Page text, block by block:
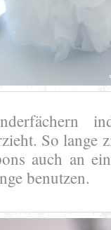
So lange
auch an
benutzen.